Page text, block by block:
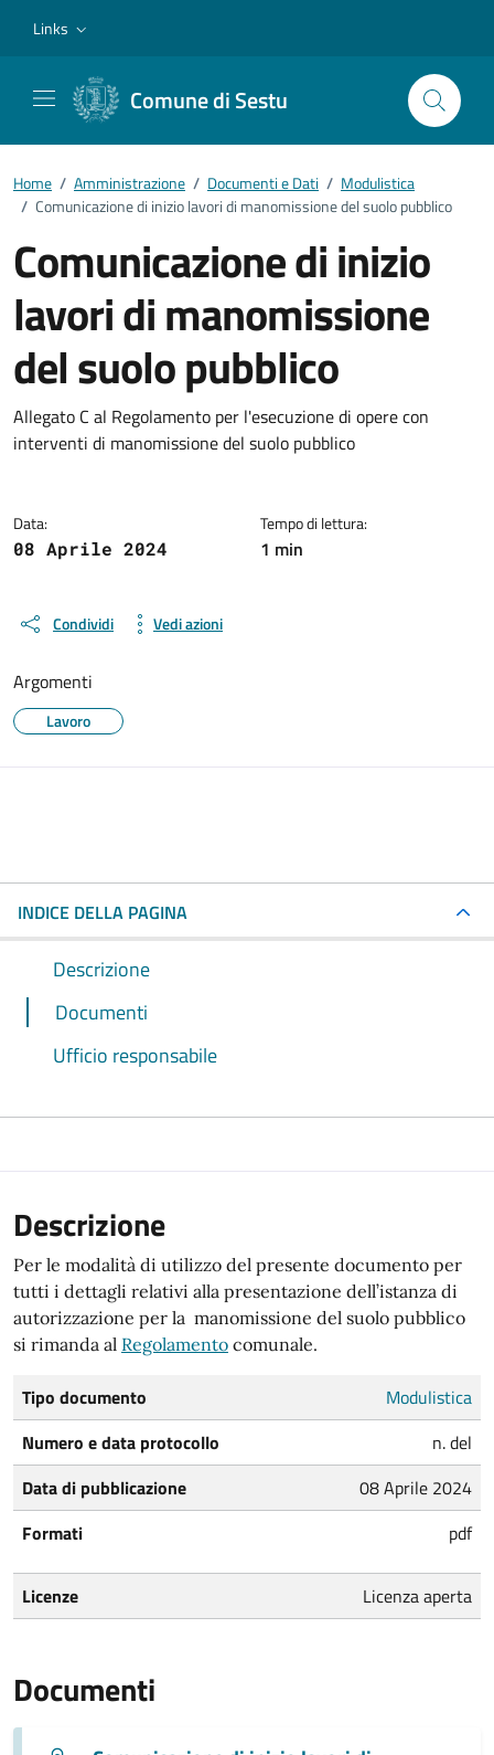
Links
Comune di Sestu
Home / Amministrazione / Documenti e Dati / Modulistica
/ Comunicazione di inizio lavori di manomissione del suolo pubblico
Comunicazione di inizio
lavori di manomissione
del suolo pubblico
Dettagli del documento
Allegato C al Regolamento per l'esecuzione di opere con
interventi di manomissione del suolo pubblico
Data:
08 Aprile 2024
Tempo di lettura:
1 min
Condividi Vedi azioni
Argomenti
Lavoro
INDICE DELLA PAGINA
Descrizione
Documenti
Ufficio responsabile
Descrizione
Per le modalità di utilizzo del presente documento per
tutti i dettagli relativi alla presentazione dell’istanza di
autorizzazione per la manomissione del suolo pubblico
si rimanda al Regolamento comunale.
Tipo documento
Modulistica
Numero e data protocollo
n. del
Data di pubblicazione
08 Aprile 2024
Formati
pdf
Licenze Licenza aperta
Documenti